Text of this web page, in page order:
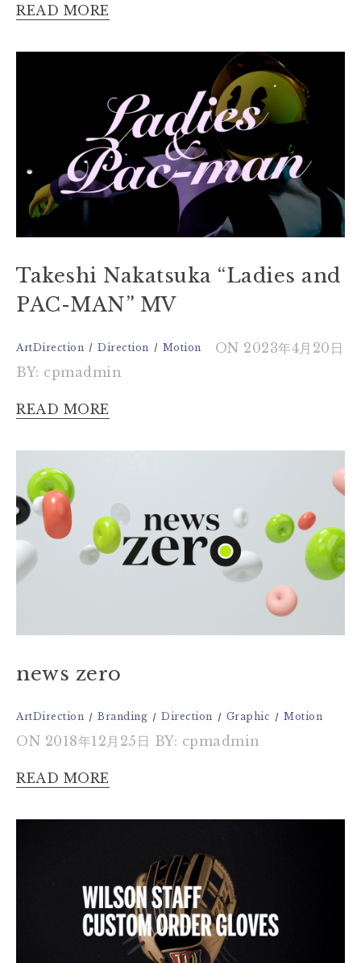
READ MORE
Takeshi Nakatsuka “Ladies and
PAC-MAN” MV
ArtDirection Direction Motion
ON 2023年4月20日
BY: cpmadmin
READ MORE
news zero
ArtDirection Branding Direction Graphic Motion
ON 2018年12月25日 BY: cpmadmin
READ MORE